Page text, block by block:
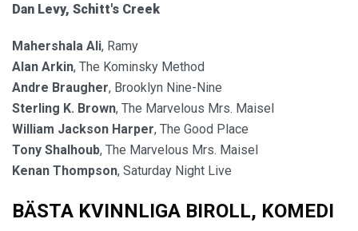
Dan Levy, Schitt's Creek
Mahershala Ali, Ramy
Alan Arkin, The Kominsky Method
Andre Braugher, Brooklyn Nine-Nine
Sterling K. Brown, The Marvelous Mrs. Maisel
William Jackson Harper, The Good Place
Tony Shalhoub, The Marvelous Mrs. Maisel
Kenan Thompson, Saturday Night Live
BÄSTA KVINNLIGA BIROLL, KOMEDI